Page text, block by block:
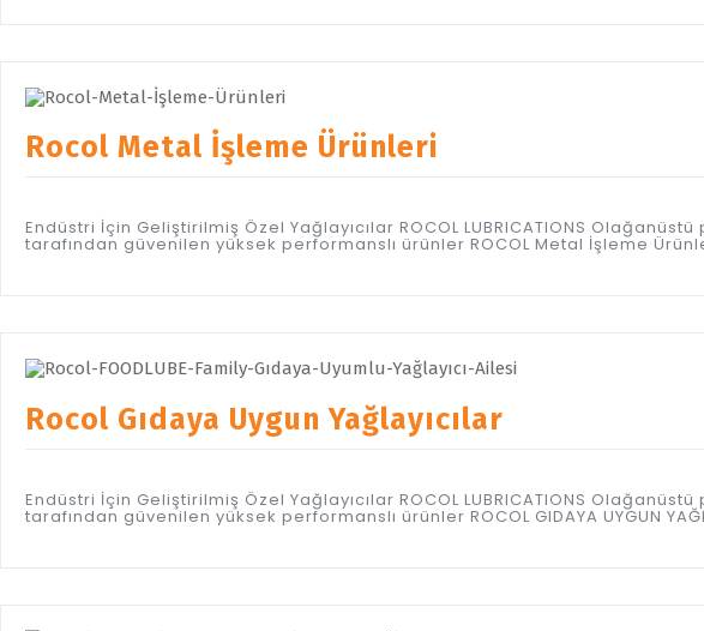
Rocol Metal İşleme Ürünleri
Endüstri İçin Geliştirilmiş Özel Yağlayıcılar ROCOL LUBRICATIONS
tarafından güvenilen yüksek performanslı ürünler ROCOL Metal İşleme
Rocol Gıdaya Uygun Yağlayıcılar
Endüstri İçin Geliştirilmiş Özel Yağlayıcılar ROCOL LUBRICATIONS
tarafından güvenilen yüksek performanslı ürünler ROCOL GIDAYA UYGUN